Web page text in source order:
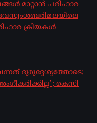
മാറ്റാൻ പരിഹാര
ക്രിയകൾ
ദുരുദ്ദേശ്യത്തോടെ;
കെസി